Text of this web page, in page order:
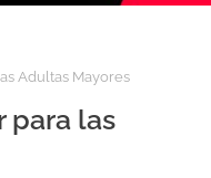
Adultas Mayores
para las